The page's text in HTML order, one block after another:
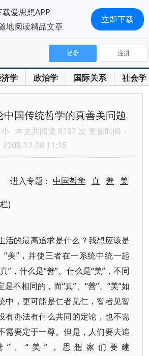
学 政治学 国际关系 社会学
登录 注册
中国传统哲学的真善美问题
小 本文共阅读 8197 次 更新时间：
2008-12-08 11:16
进入专题：中国哲学 真 善 美
)
活的最高追求是什么？我想应该是
“美”，并使三者在一系统中统一起
”，什么是“善”、什么是“美”，不同
不相同的，而“真”、“善”、“美”如
中，更可能是仁者见仁，智者见智
有办法有什么共同的定论，也不需
需要定于一尊。但是，人们要去追
”、“美”，思想家们要建
载爱思想APP
地阅读精品文章
立即下载